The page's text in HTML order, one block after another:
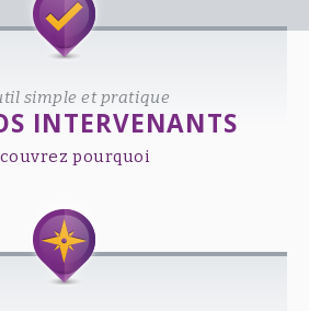
simple et pratique
INTERVENANTS
pourquoi